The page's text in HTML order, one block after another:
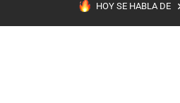
HOY SE HABLA DE